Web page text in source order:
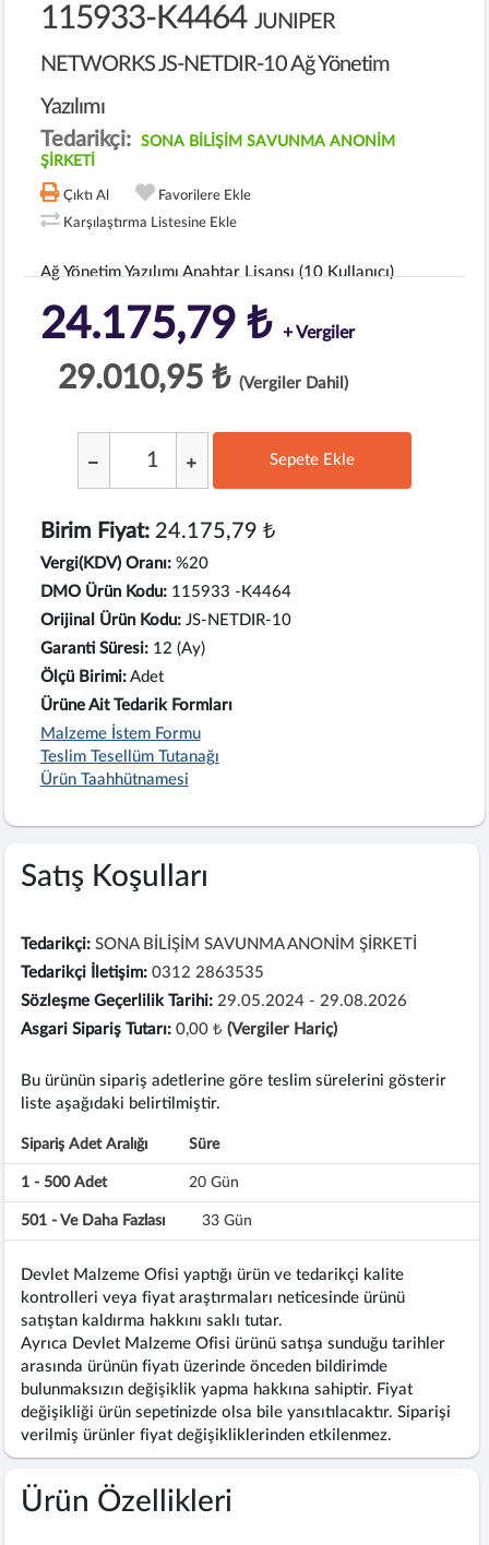
115933-K4464 JUNIPER
NETWORKS JS-NETDIR-10 Ağ Yönetim
Yazılımı
Tedarikçi:
SONA BİLİŞİM SAVUNMA ANONİM
ŞİRKETİ
Çıktı Al
Favorilere Ekle
Karşılaştırma Listesine Ekle
Ağ Yönetim Yazılımı Anahtar Lisansı (10 Kullanıcı)
24.175,79 ₺ + Vergiler
29.010,95 ₺ (Vergiler Dahil)
Sepete Ekle
Birim Fiyat:24.175,79 ₺
Vergi(KDV) Oranı: %20
DMO Ürün Kodu: 115933 -K4464
Orijinal Ürün Kodu: JS-NETDIR-10
Garanti Süresi: 12 (Ay)
Ölçü Birimi: Adet
Ürüne Ait Tedarik Formları
Malzeme İstem Formu
Teslim Tesellüm Tutanağı
Ürün Taahhütnamesi
Satış Koşulları
Tedarikçi: SONA BİLİŞİM SAVUNMA ANONİM ŞİRKETİ
Tedarikçi İletişim: 0312 2863535
Sözleşme Geçerlilik Tarihi: 29.05.2024 - 29.08.2026
Asgari Sipariş Tutarı: 0,00 ₺(Vergiler Hariç)
Bu ürünün sipariş adetlerine göre teslim sürelerini gösterir
liste aşağıdaki belirtilmiştir.
Sipariş Adet Aralığı Süre
1 - 500 Adet 20 Gün
501 - Ve Daha Fazlası 33 Gün
Devlet Malzeme Ofisi yaptığı ürün ve tedarikçi kalite
kontrolleri veya fiyat araştırmaları neticesinde ürünü
satıştan kaldırma hakkını saklı tutar.
Ayrıca Devlet Malzeme Ofisi ürünü satışa sunduğu tarihler
arasında ürünün fiyatı üzerinde önceden bildirimde
bulunmaksızın değişiklik yapma hakkına sahiptir. Fiyat
değişikliği ürün sepetinizde olsa bile yansıtılacaktır. Siparişi
verilmiş ürünler fiyat değişikliklerinden etkilenmez.
Ürün Özellikleri